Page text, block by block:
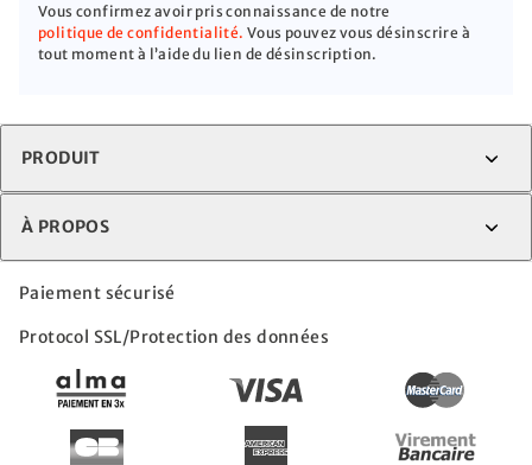
Vous confirmez avoir pris connaissance de notre
politique de confidentialité. Vous pouvez vous désinscrire à
tout moment à l’aide du lien de désinscription.
PRODUIT
À PROPOS
Paiement sécurisé
Protocol SSL/Protection des données